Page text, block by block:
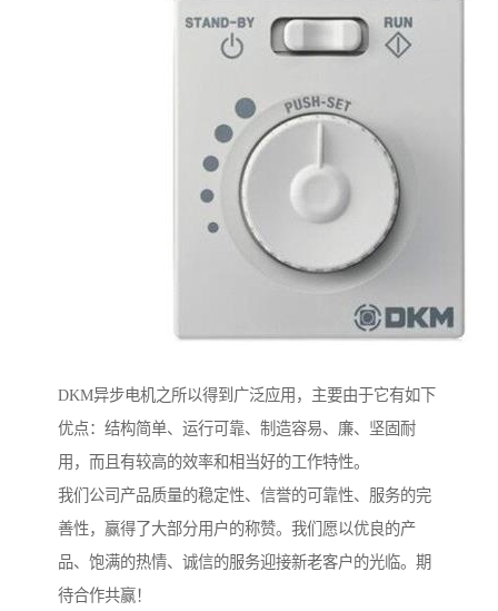
DKM异步电机之所以得到广泛应用，主要由于它有如下
优点：结构简单、运行可靠、制造容易、廉、坚固耐
用，而且有较高的效率和相当好的工作特性。
我们公司产品质量的稳定性、信誉的可靠性、服务的完
善性，赢得了大部分用户的称赞。我们愿以优良的产
品、饱满的热情、诚信的服务迎接新老客户的光临。期
待合作共赢！